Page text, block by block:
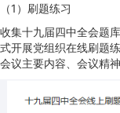
（1）刷题练习
收集十九届四中全会题
式开展党组织在线刷题
会议主要内容、会议精神